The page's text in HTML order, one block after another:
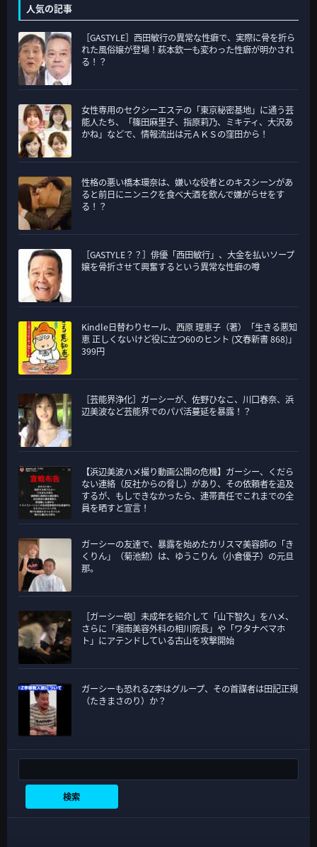
ゴ
リ
ー
人気の記事
［GASTYLE］西田敏行の異常な性癖で、実際に骨を折ら
れた風俗嬢が登場！萩本欽一も変わった性癖が明かされ
る！？
女性専用のセクシーエステの「東京秘密基地」に通う芸
能人たち、「篠田麻里子、指原莉乃、ミキティ、大沢あ
かね」などで、情報流出は元ＡＫＳの窪田から！
性格の悪い橋本環奈は、嫌いな役者とのキスシーンがあ
ると前日にニンニクを食べ大酒を飲んで嫌がらせをす
る！？
［GASTYLE？？］俳優「西田敏行」、大金を払いソープ
嬢を骨折させて興奮するという異常な性癖の噂
Kindle日替わりセール、西原 理恵子（著）「生きる悪知
恵 正しくないけど役に立つ60のヒント (文春新書 868)」
399円
［芸能界浄化］ガーシーが、佐野ひなこ、川口春奈、浜
辺美波など芸能界でのパパ活蔓延を暴露！？
【浜辺美波ハメ撮り動画公開の危機】ガーシー、くだら
ない連絡（反社からの脅し）があり、その依頼者を追及
するが、もしできなかったら、連帯責任でこれまでの全
員を晒すと宣言！
ガーシーの友達で、暴露を始めたカリスマ美容師の「き
くりん」（菊池勲）は、ゆうこりん（小倉優子）の元旦
那。
［ガーシー砲］未成年を紹介して「山下智久」をハメ、
さらに「湘南美容外科の相川院長」や「ワタナベマホ
ト」にアテンドしている古山を攻撃開始
ガーシーも恐れるZ李はグループ、その首謀者は田記正規
（たきまさのり）か？
検索